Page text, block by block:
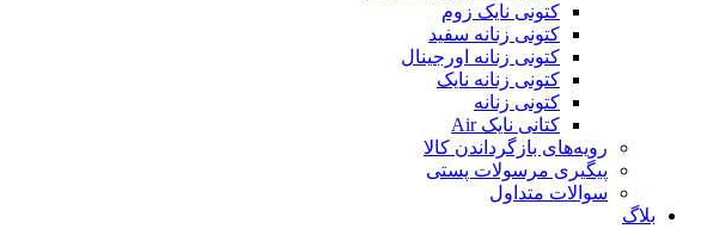
کتونی نایک زوم
کتونی زنانه سفید
کتونی زنانه اورجینال
کتونی زنانه نایک
کتونی زنانه
کتانی نایک Air
رویه‌های بازگرداندن کالا
پیگیری مرسولات پستی
سوالات متداول
بلاگ